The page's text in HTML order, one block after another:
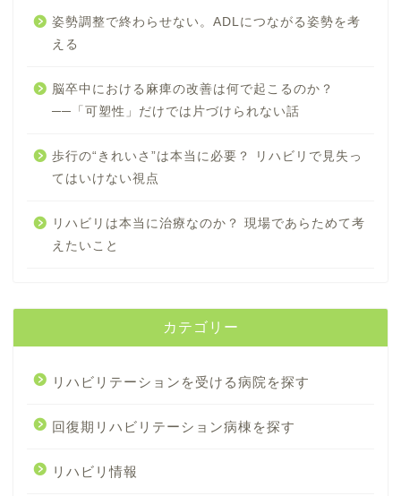
姿勢調整で終わらせない。ADLにつながる姿勢を考
える
脳卒中における麻痺の改善は何で起こるのか？
──「可塑性」だけでは片づけられない話
歩行の“きれいさ”は本当に必要？ リハビリで見失っ
てはいけない視点
リハビリは本当に治療なのか？ 現場であらためて考
えたいこと
カテゴリー
リハビリテーションを受ける病院を探す
回復期リハビリテーション病棟を探す
リハビリ情報